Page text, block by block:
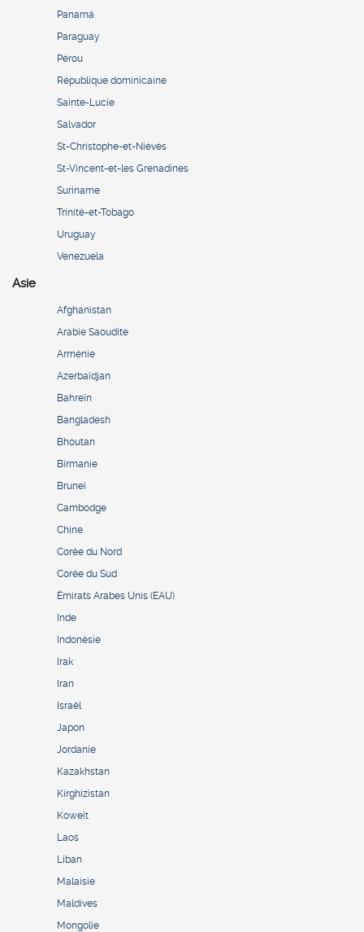
Panamá
Paraguay
Pérou
République dominicaine
Sainte-Lucie
Salvador
St-Christophe-et-Niévès
St-Vincent-et-les Grenadines
Suriname
Trinité-et-Tobago
Uruguay
Venezuela
Asie
Afghanistan
Arabie Saoudite
Arménie
Azerbaïdjan
Bahreïn
Bangladesh
Bhoutan
Birmanie
Brunei
Cambodge
Chine
Corée du Nord
Corée du Sud
Émirats Arabes Unis (EAU)
Inde
Indonésie
Irak
Iran
Israël
Japon
Jordanie
Kazakhstan
Kirghizistan
Koweït
Laos
Liban
Malaisie
Maldives
Mongolie